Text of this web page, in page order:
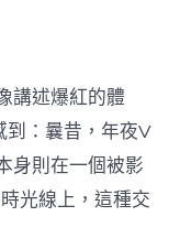
述爆紅的體
到：曩昔，年夜V
身則在一個被影
光線上，這種交